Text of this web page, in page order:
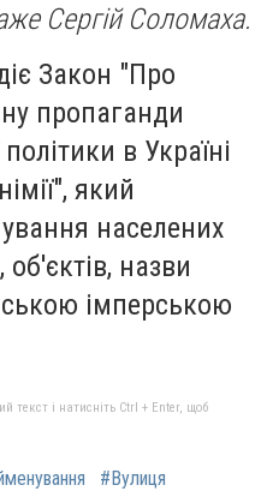
Сергій Соломаха.
Закон "Про
пропаганди
в Україні
який
населених
назви
імперською
текст і натисніть Ctrl + Enter, щоб
#Вулиця